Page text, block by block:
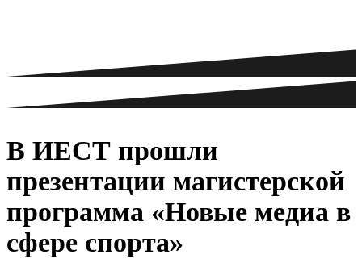
В ИЕСТ прошли
презентации магистерской
программа «Новые медиа в
сфере спорта»